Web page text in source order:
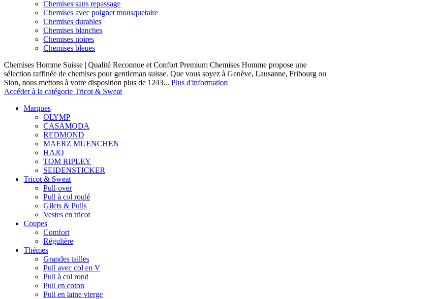
Chemises sans repassage
Chemises avec poignet mousquetaire
Chemises durables
Chemises blanches
Chemises noires
Chemises bleues
Chemises Homme Suisse | Qualité Reconnue et Confort Premium Chemises Homme propose une
sélection raffinée de chemises pour gentleman suisse. Que vous soyez à Genève, Lausanne, Fribourg ou
Sion, nous mettons à votre disposition plus de 1243... Plus d'information
Accéder à la catégorie Tricot & Sweat
Marques
OLYMP
CASAMODA
REDMOND
MAERZ MUENCHEN
HAJO
TOM RIPLEY
SEIDENSTICKER
Tricot & Sweat
Pull-over
Pull à col roulé
Gilets & Pulls
Vestes en tricot
Coupes
Comfort
Régulière
Thèmes
Grandes tailles
Pull avec col en V
Pull à col rond
Pull en coton
Pull en laine vierge